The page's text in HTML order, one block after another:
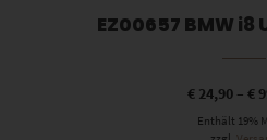
EZ00657 BMW
€ 24,90 –€
Enthält 19%